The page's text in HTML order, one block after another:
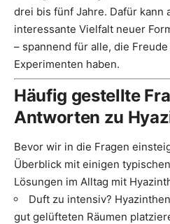
drei bis fünf Jahre. Dafür kann
interessante Vielfalt neuer
– spannend für alle, die
Experimenten haben.
Häufig gestellte
Antworten zu
Bevor wir in die Fragen
Überblick mit einigen
Lösungen im Alltag mit
Duft zu intensiv?
gut gelüfteten Räumen